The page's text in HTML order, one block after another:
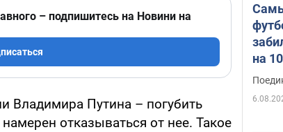
– подпишитесь на Новини на
Владимира Путина – погубить
отказываться от нее. Такое
на